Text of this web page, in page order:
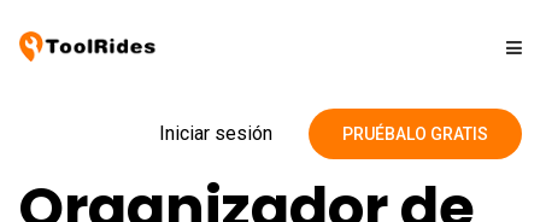
Precios
Iniciar sesión PRUÉBALO GRATIS